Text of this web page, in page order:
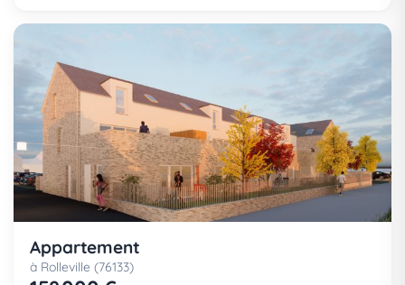
Appartement
à Rolleville (76133)